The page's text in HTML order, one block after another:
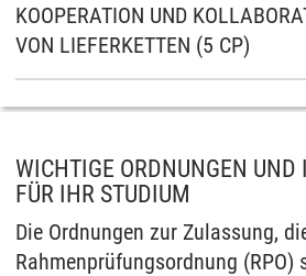
KOOPERATION UND
VON LIEFERKETTEN (5 CP)
WICHTIGE ORDNUNGEN
FÜR IHR STUDIUM
Die Ordnungen zur Zulassung,
Rahmenprüfungsordnung (RPO)